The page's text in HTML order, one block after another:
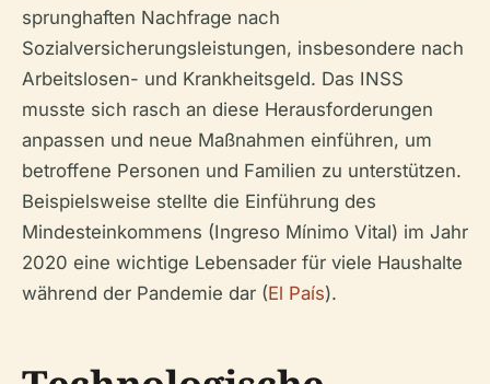
sprunghaften Nachfrage nach
Sozialversicherungsleistungen, insbesondere nach
Arbeitslosen- und Krankheitsgeld. Das INSS
musste sich rasch an diese Herausforderungen
anpassen und neue Maßnahmen einführen, um
betroffene Personen und Familien zu unterstützen.
Beispielsweise stellte die Einführung des
Mindesteinkommens (Ingreso Mínimo Vital) im Jahr
2020 eine wichtige Lebensader für viele Haushalte
während der Pandemie dar (El País).